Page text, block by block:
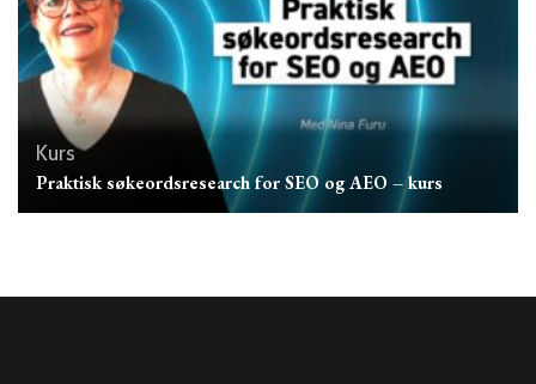
Kurs
Praktisk søkeordsresearch for SEO og AEO – kurs